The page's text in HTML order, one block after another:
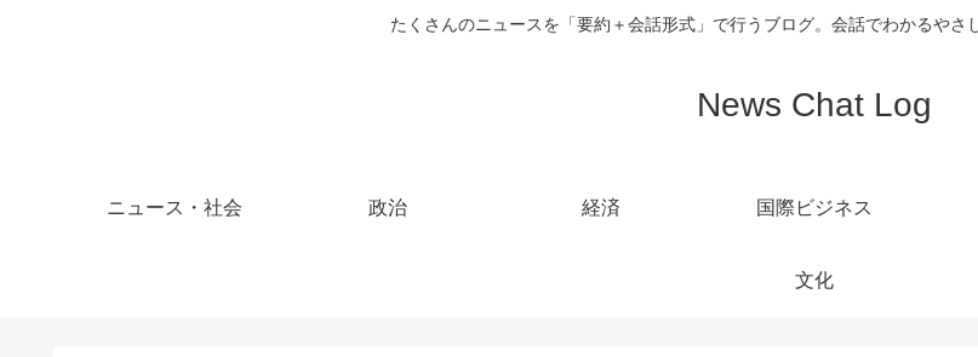
たくさんのニュースを「要約＋会話形式」で行うブログ。会話でわかるやさ
News Chat Log
ニュース・社会 政治 経済 国際ビジネス
文化